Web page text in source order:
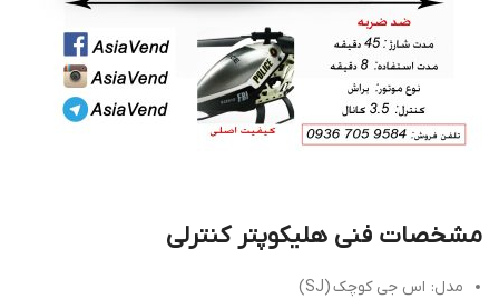
مشخصات فنی هلیکوپتر کنترلی
مدل: اس جی کوچک (SJ)